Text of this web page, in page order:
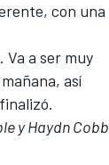
con una
Va a ser muy
así
y Haydn Cobb